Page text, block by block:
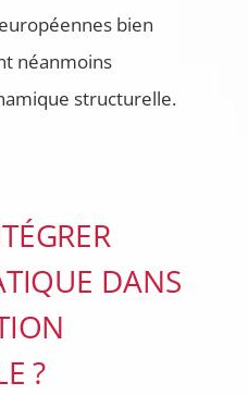
bien
néanmoins
structurelle.
DANS
?